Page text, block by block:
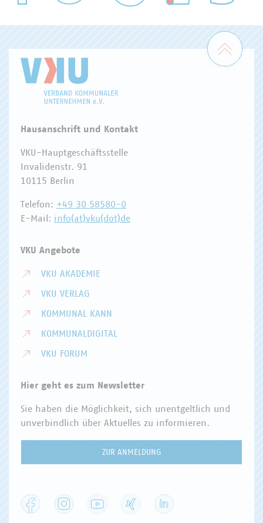
WASSER/ABWASSER
Zum
Hausanschrift und Kontakt
VKU-Hauptgeschäftsstelle
Invalidenstr. 91
10115 Berlin
Telefon: +49 30 58580-0
E-Mail: info(at)vku(dot)de
VKU Angebote
VKU AKADEMIE
VKU VERLAG
KOMMUNAL KANN
KOMMUNALDIGITAL
VKU FORUM
Hier geht es zum Newsletter
Sie haben die Möglichkeit, sich unentgeltlich und
unverbindlich über Aktuelles zu informieren.
ZUR ANMELDUNG
Facebook Instagram YouTube